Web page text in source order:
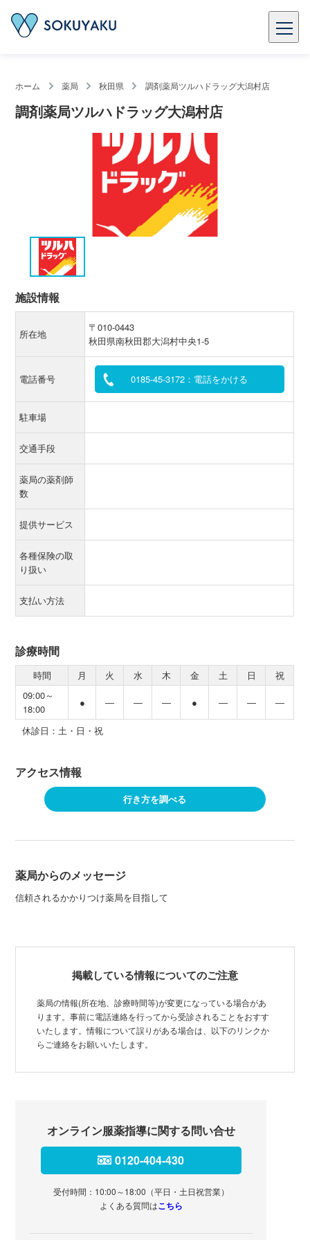
ホーム 薬局 秋田県 調剤薬局ツルハドラッグ大潟村店
調剤薬局ツルハドラッグ大潟村店
施設情報
所在地
〒010-0443
秋田県南秋田郡大潟村中央1-5
電話番号 0185-45-3172：電話をかける
駐車場
交通手段
薬局の薬剤師
数
提供サービス
各種保険の取
り扱い
支払い方法
診療時間
時間 月 火 水 木 金 土 日
祝
09:00～
18:00
● ― ― ― ● ― ― ―
休診日：土・日・祝
アクセス情報
行き方を調べる
薬局からのメッセージ
信頼されるかかりつけ薬局を目指して
掲載している情報についてのご注意
薬局の情報(所在地、診療時間等)が変更になっている場合があ
ります。事前に電話連絡を行ってから受診されることをおすす
いたします。情報について誤りがある場合は、以下のリンクか
らご連絡をお願いいたします。
オンライン服薬指導に関する問い合せ
0120-404-430
受付時間：10:00～18:00（平日・土日祝営業）
よくある質問はこちら